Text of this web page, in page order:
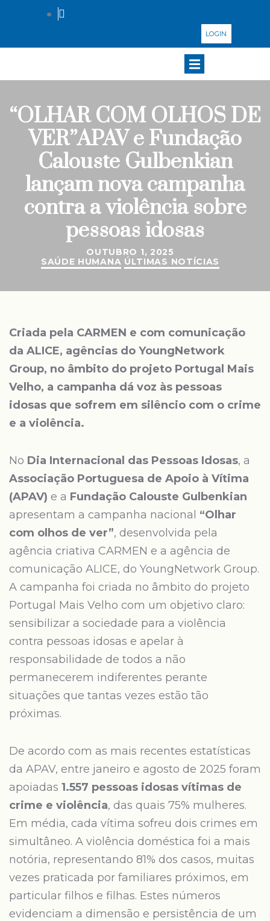
LOGIN
“OLHAR COM OLHOS DE
VER”APAV e Fundação
Calouste Gulbenkian
lançam nova campanha
contra a violência sobre
pessoas idosas
OUTUBRO 1, 2025
SAÚDE HUMANA ÚLTIMAS NOTÍCIAS
Criada pela CARMEN e com comunicação
da ALICE, agências do YoungNetwork
Group, no âmbito do projeto Portugal Mais
Velho, a campanha dá voz às pessoas
idosas que sofrem em silêncio com o crime
e a violência.
No Dia Internacional das Pessoas Idosas, a
Associação Portuguesa de Apoio à Vítima
(APAV) e a Fundação Calouste Gulbenkian
apresentam a campanha nacional “Olhar
com olhos de ver”, desenvolvida pela
agência criativa CARMEN e a agência de
comunicação ALICE, do YoungNetwork Group.
A campanha foi criada no âmbito do projeto
Portugal Mais Velho com um objetivo claro:
sensibilizar a sociedade para a violência
contra pessoas idosas e apelar à
responsabilidade de todos a não
permanecerem indiferentes perante
situações que tantas vezes estão tão
próximas.
De acordo com as mais recentes estatísticas
da APAV, entre janeiro e agosto de 2025 foram
apoiadas 1.557 pessoas idosas vítimas de
crime e violência, das quais 75% mulheres.
Em média, cada vítima sofreu dois crimes em
simultâneo. A violência doméstica foi a mais
notória, representando 81% dos casos, muitas
vezes praticada por familiares próximos, em
particular filhos e filhas. Estes números
evidenciam a dimensão e persistência de um